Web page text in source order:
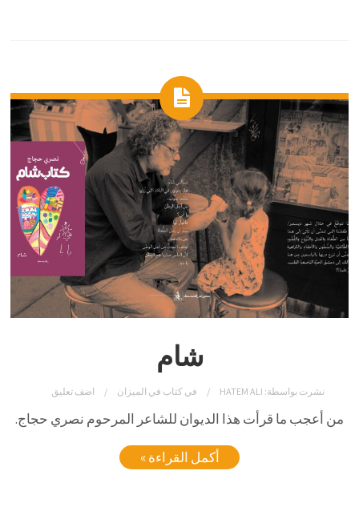
شام
نشرت بواسطة: HATEM ALI فيكتاب في الميزان اضف تعليق
من أعجب ما قرأت هذا الديوان للشاعر المرحوم نصري حجاج.
أكمل القراءة »